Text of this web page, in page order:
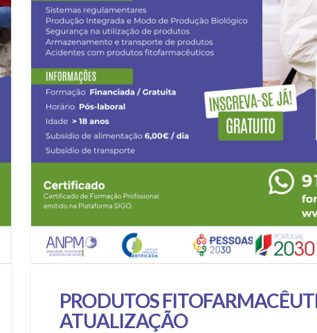
PRODUTOS
ATUALIZAÇÃO